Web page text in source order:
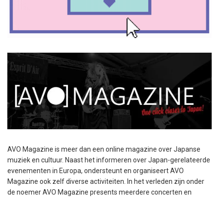
AVO Magazine is meer dan een online magazine over Japanse
muziek en cultuur. Naast het informeren over Japan-gerelateerde
evenementen in Europa, ondersteunt en organiseert AVO
Magazine ook zelf diverse activiteiten. In het verleden zijn onder
de noemer AVO Magazine presents meerdere concerten en